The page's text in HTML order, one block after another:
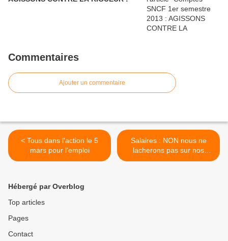
Commentaires
Ajouter un commentaire
< Tous dans l'action le 5
mars pour l'emploi
Salaires : NON nous ne
lacherons pas sur nos
exigences ! >
Hébergé par Overblog
Top articles
Pages
Contact